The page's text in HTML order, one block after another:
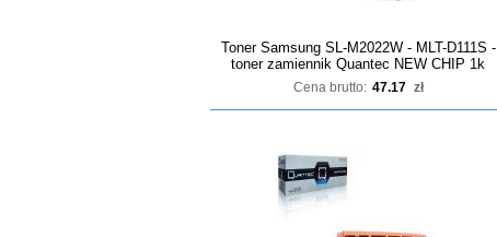
Toner Samsung SL-M2022W - MLT-D111S -
toner zamiennik Quantec NEW CHIP 1k
Cena brutto: 47.17 zł